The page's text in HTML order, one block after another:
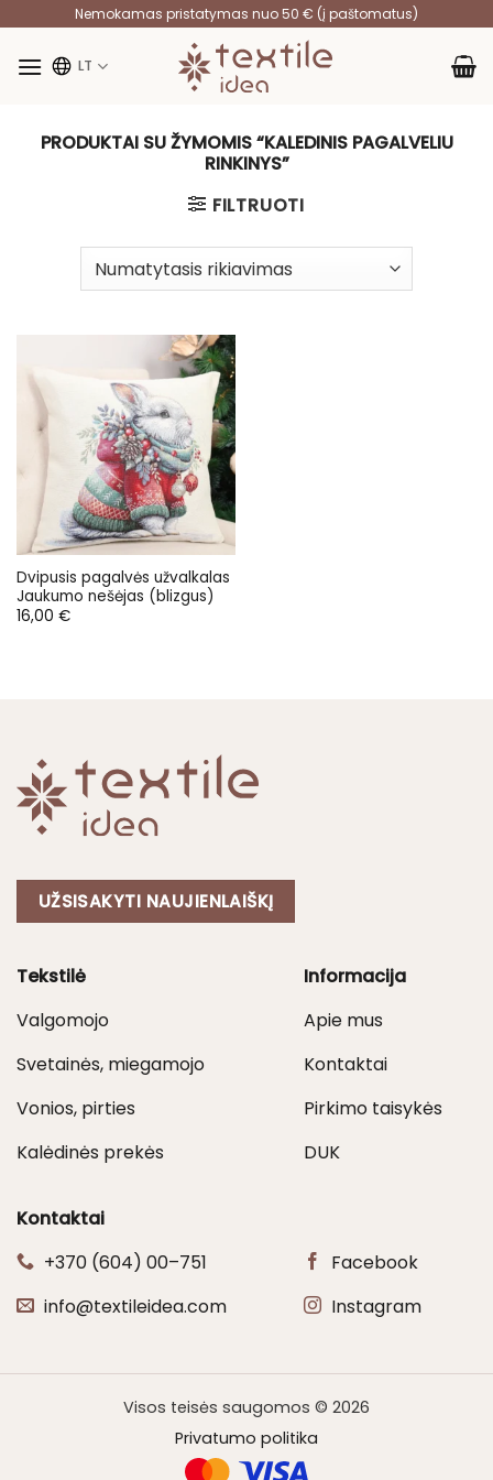
content
Nemokamas pristatymas nuo 50 € (į paštomatus)
LT
PRODUKTAI SU ŽYMOMIS “KALEDINIS PAGALVELIU
RINKINYS”
FILTRUOTI
Dvipusis pagalvės užvalkalas
Jaukumo nešėjas (blizgus)
16,00 €
UŽSISAKYTI NAUJIENLAIŠKĮ
Tekstilė
Valgomojo
Svetainės, miegamojo
Vonios, pirties
Kalėdinės prekės
Informacija
Apie mus
Kontaktai
Pirkimo taisykės
DUK
Kontaktai
+370 (604) 00–751
info@textileidea.com
Facebook
Instagram
Visos teisės saugomos © 2026
Privatumo politika